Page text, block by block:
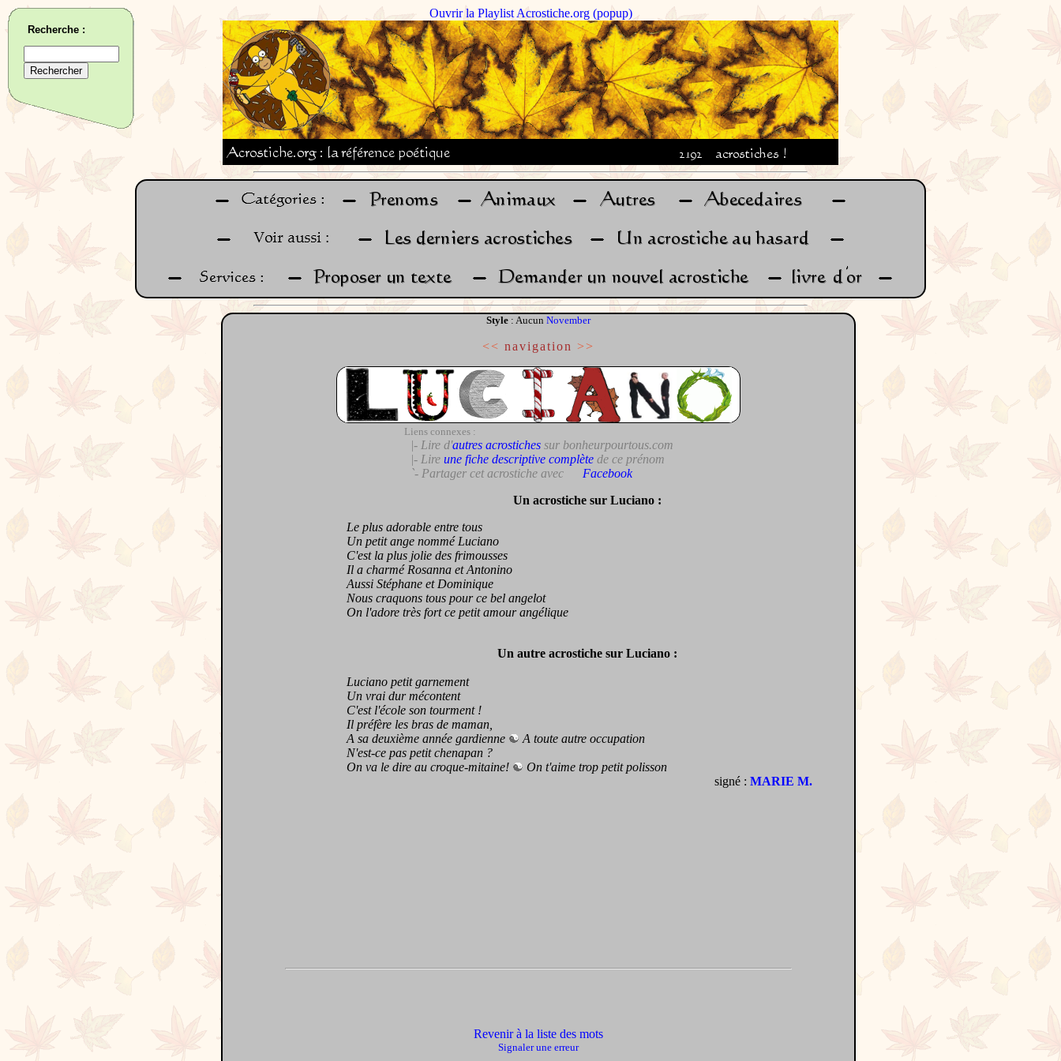
Ouvrir la Playlist Acrostiche.org (popup)
Style : Aucun November
<< navigation >>
Liens connexes :
|- Lire d'autres acrostichessur bonheurpourtous.com
|- Lire une fiche descriptive complètede ce prénom
`- Partager cet acrostiche avec
Facebook
Un acrostiche sur Luciano :
Le plus adorable entre tous
Un petit ange nommé Luciano
C'est la plus jolie des frimousses
Il a charmé Rosanna et Antonino
Aussi Stéphane et Dominique
Nous craquons tous pour ce bel angelot
On l'adore très fort ce petit amour angélique
Un autre acrostiche sur Luciano :
Luciano petit garnement
Un vrai dur mécontent
C'est l'école son tourment !
Il préfère les bras de maman,
A sa deuxième année gardienne
A toute autre occupation
N'est-ce pas petit chenapan ?
On va le dire au croque-mitaine!
On t'aime trop petit polisson
signé : MARIE M.
Revenir à la liste des mots
Signaler une erreur
Recherche :